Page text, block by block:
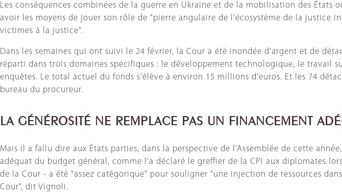
Les conséquences combinées de la guerre en Ukraine et de la mobilisation des
avoir les moyens de jouer son rôle de "pierre angulaire de l'écosystème de la
victimes à la justice".
Dans les semaines qui ont suivi le 24 février, la Cour a été inondée d'argent et de
réparti dans trois domaines spécifiques : le développement technologique, le travail
enquêtes. Le total actuel du fonds s'élève à environ 15 millions d'euros. Et les 74
bureau du procureur.
LA GÉNÉROSITÉ NE REMPLACE PAS UN FINANCEMENT
Mais il a fallu dire aux États parties, dans la perspective de l'Assemblée de cette
adéquat du budget général, comme l'a déclaré le greffier de la CPI aux diplomates
de la Cour - a été "assez catégorique" pour souligner "une injection de ressources
Cour", dit Vignoli.